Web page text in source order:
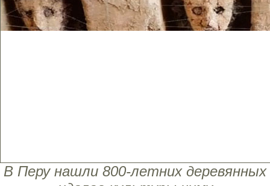
В Перу нашли 800-летних деревянных